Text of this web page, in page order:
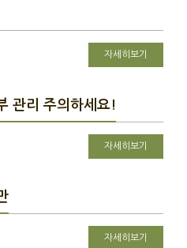
자세히보기
관리 주의하세요!
자세히보기
자세히보기